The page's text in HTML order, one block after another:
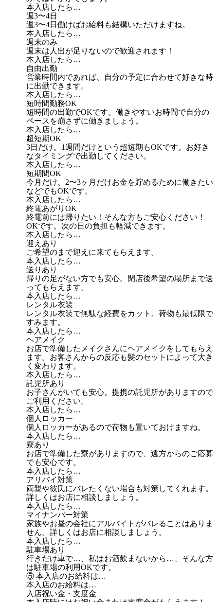
本入店したら…
週3〜4日
週3〜4日働けばお給料も結構いただけますね。
本入店したら…
週末のみ
週末は人出が足りないので歓迎されます！
本入店したら…
自由出勤
営業時間内であれば、自分の予定に合わせて好きな時
に出勤できます。
本入店したら…
短時間勤務OK
短時間の出勤でOKです。働きやすいお時間で自分の
ペースを崩さずに働きましょう。
本入店したら…
超短期OK
3日だけ。1週間だけという超短期もOKです。お好き
なタイミングで出勤してください。
本入店したら…
短期間OK
今月だけ、2〜3ヶ月だけお金を貯めるために働きたい
などでもOKです。
本入店したら…
終電あがりOK
終電前には帰りたい！そんな方もご安心ください！
OKです。次の日の負担も軽減できます。
本入店したら…
迎えあり
ご希望のまで迎えに来てもらえます。
本入店したら…
送りあり
帰りの足がない方でも安心。閉店後希望の場所まで送
ってもらえます。
本入店したら…
レンタル衣装
レンタル衣装で無駄な経費をカット。荷物も最低限で
すみます。
本入店したら…
ヘアメイク
お店で準備したメイクさんにヘアメイクをしてもらえ
ます。お客さんからの反応も髪のセットによって大き
く変わります。
本入店したら…
託児所あり
お子さんがいても安心。提携の託児所がありますので
ご利用ください。
本入店したら…
個人ロッカー
個人ロッカーがあるので荷物も置いておけますね。
本入店したら…
寮あり
お店で準備した寮がありますので、遠方からのご応募
でも安心です。
本入店したら…
アリバイ対策
両親や彼氏にバレたくない場合も対策してくれます。
詳しくはお店に相談しましょう。
本入店したら…
マイナンバー対策
家族やお昼の会社にアルバイトがバレることはありま
せん。詳しくはお店に相談しましょう。
本入店したら…
駐車場あり
行きだけ車で…、私はお酒飲まないから…、そんな方
は駐車場の利用OKです。
⑤ 本入店のお給料は…
本入店のお給料は…
入店祝い金・支度金